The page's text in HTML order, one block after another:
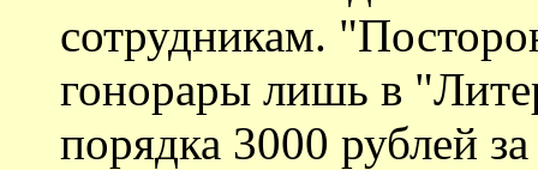
сотрудникам.
гонорары лишь в
порядка 3000 рублей